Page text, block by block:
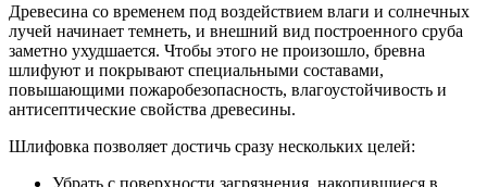
Древесина со временем под воздействием влаги и солнечных
лучей начинает темнеть, и внешний вид построенного сруба
заметно ухудшается. Чтобы этого не произошло, бревна
шлифуют и покрывают специальными составами,
повышающими пожаробезопасность, влагоустойчивость и
антисептические свойства древесины.
Шлифовка позволяет достичь сразу нескольких целей:
Убрать с поверхности загрязнения, накопившиеся в